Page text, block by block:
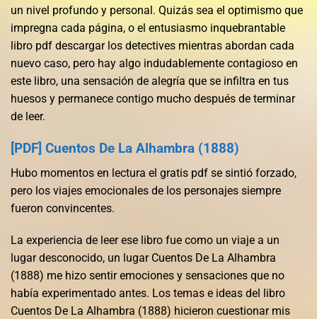
un nivel profundo y personal. Quizás sea el optimismo que
impregna cada página, o el entusiasmo inquebrantable
libro pdf descargar los detectives mientras abordan cada
nuevo caso, pero hay algo indudablemente contagioso en
este libro, una sensación de alegría que se infiltra en tus
huesos y permanece contigo mucho después de terminar
de leer.
[PDF] Cuentos De La Alhambra (1888)
Hubo momentos en lectura el gratis pdf se sintió forzado,
pero los viajes emocionales de los personajes siempre
fueron convincentes.
La experiencia de leer ese libro fue como un viaje a un
lugar desconocido, un lugar Cuentos De La Alhambra
(1888) me hizo sentir emociones y sensaciones que no
había experimentado antes. Los temas e ideas del libro
Cuentos De La Alhambra (1888) hicieron cuestionar mis